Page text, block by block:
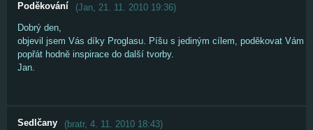
Poděkování (Jan, 21. 11. 2010 19:36)
Dobrý den,
objevil jsem Vás díky Proglasu. Píšu s jediným cílem, poděkovat Vám
popřát hodně inspirace do další tvorby.
Jan.
Sedlčany (bratr, 4. 11. 2010 18:43)